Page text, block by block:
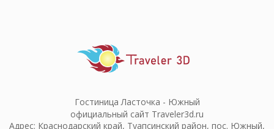
Гостиница Ласточка - Южный
официальный сайт Traveler3d.ru
Адрес: Краснодарский край, Туапсинский район, пос. Южный,